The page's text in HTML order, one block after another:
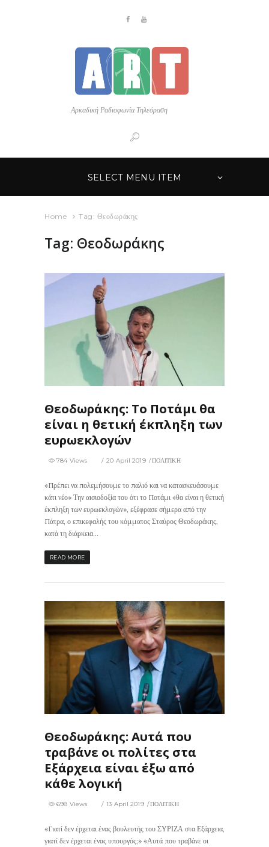
Αρκαδική Ραδιοφωνία Τηλεόραση
SELECT MENU ITEM
Home Tag: Θεοδωράκης
Tag: Θεοδωράκης
Θεοδωράκης: Το Ποτάμι θα
είναι η θετική έκπληξη των
ευρωεκλογών
20 April 2019 ΠΟΛΙΤΙΚΗ
784 Views
«Πρέπει να πολεμήσουμε το παλιό και να κατασκευάσουμε
κάτι νέο» Την αισιοδοξία του ότι το Ποτάμι «θα είναι η θετική
έκπληξη των ευρωεκλογών», εξέφρασε σήμερα από την
Πάτρα, ο επικεφαλής του κόμματος Σταύρος Θεοδωράκης,
κατά τη διάρκεια...
READ MORE
Θεοδωράκης: Αυτά που
τραβάνε οι πολίτες στα
Εξάρχεια είναι έξω από
κάθε λογική
13 April 2019 ΠΟΛΙΤΙΚΗ
698 Views
«Γιατί δεν έρχεται ένας βουλευτής του ΣΥΡΙΖΑ στα Εξάρχεια,
γιατί δεν έρχεται ένας υπουργός;» «Αυτά που τραβάνε οι